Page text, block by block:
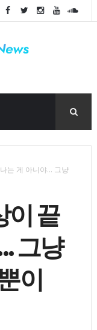
는 게 아니야... 그냥
이 끝
그냥
이